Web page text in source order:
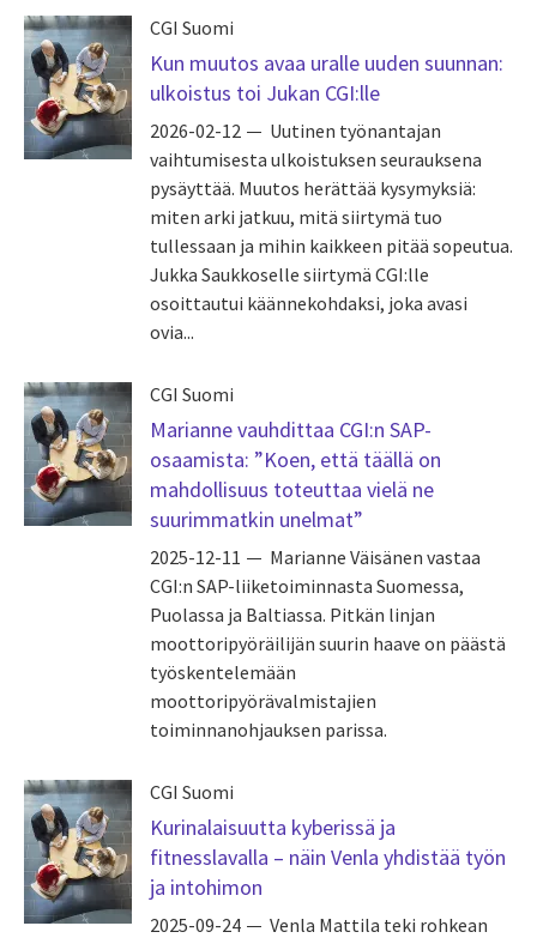
CGI Suomi
Kun muutos avaa uralle uuden suunnan:
ulkoistus toi Jukan CGI:lle
2026-02-12
Uutinen työnantajan
vaihtumisesta ulkoistuksen seurauksena
pysäyttää. Muutos herättää kysymyksiä:
miten arki jatkuu, mitä siirtymä tuo
tullessaan ja mihin kaikkeen pitää sopeutua.
Jukka Saukkoselle siirtymä CGI:lle
osoittautui käännekohdaksi, joka avasi
ovia...
CGI Suomi
Marianne vauhdittaa CGI:n SAP-
osaamista: ”Koen, että täällä on
mahdollisuus toteuttaa vielä ne
suurimmatkin unelmat”
2025-12-11
Marianne Väisänen vastaa
CGI:n SAP-liiketoiminnasta Suomessa,
Puolassa ja Baltiassa. Pitkän linjan
moottoripyöräilijän suurin haave on päästä
työskentelemään
moottoripyörävalmistajien
toiminnanohjauksen parissa.
CGI Suomi
Kurinalaisuutta kyberissä ja
fitnesslavalla – näin Venla yhdistää työn
ja intohimon
2025-09-24
Venla Mattila teki rohkean